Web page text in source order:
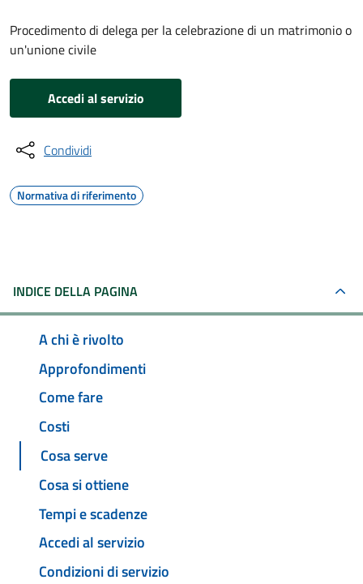
Procedimento di delega per la celebrazione di un matrimonio o
un'unione civile
Accedi al servizio
Condividi
Normativa di riferimento
INDICE DELLA PAGINA
A chi è rivolto
Approfondimenti
Come fare
Costi
Cosa serve
Cosa si ottiene
Tempi e scadenze
Accedi al servizio
Condizioni di servizio